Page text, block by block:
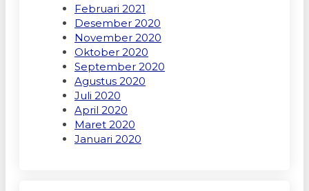
Februari 2021
Desember 2020
November 2020
Oktober 2020
September 2020
Agustus 2020
Juli 2020
April 2020
Maret 2020
Januari 2020